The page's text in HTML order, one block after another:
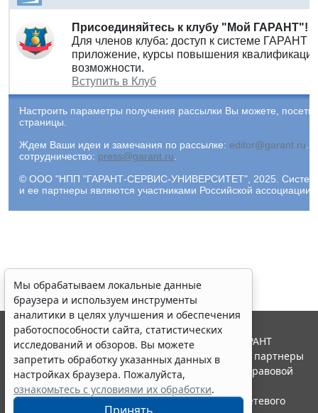
Присоединяйтесь к клубу "Мой ГАРАНТ"!
Для членов клуба: доступ к системе ГАРАНТ
приложение, курсы повышения
возможности.
Вступить в Клуб
Настроить параметры получения рассылки Вы можете,
страницы.
Ждем Ваши идеи и замечания по рассылке: editor@garant.ru
сотрудничество: press@garant.ru
© ООО "НПП "ГАРАНТ-СЕРВИС-УНИВЕРСИТЕТ", 2025. Система
и ее партнеры являются участниками Российской
Мы обрабатываем локальные данные
браузера и используем инструменты
аналитики в целях улучшения и обеспечения
работоспособности сайта, статистических
исследований и обзоров. Вы можете
запретить обработку указанных данных в
настройках браузера. Пожалуйста,
ознакомьтесь с условиями их обработки.
© ООО "НПП "ГАРАНТ-СЕРВИС", 2026. Система ГАРАНТ
выпускается с 1990 года. Компания "Гарант" и ее партнеры
являются участниками Российской ассоциации правовой
информации ГАРАНТ.
Портал ГАРАНТ.РУ зарегистрирован в качестве сетевого